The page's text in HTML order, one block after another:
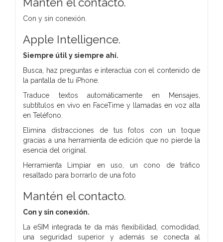
Con y sin conexión.
Apple Intelligence.
Siempre útil y siempre ahí.
Busca, haz preguntas e interactúa con el contenido de
la pantalla de tu iPhone.
Traduce textos automáticamente en Mensajes,
subtítulos en vivo en FaceTime y llamadas en voz alta
en Teléfono.
Elimina distracciones de tus fotos con un toque
gracias a una herramienta de edición que no pierde la
esencia del original.
Herramienta Limpiar en uso, un cono de tráfico
resaltado para borrarlo de una foto
Mantén el contacto.
Con y sin conexión.
La eSIM integrada te da más flexibilidad, comodidad,
una seguridad superior y además se conecta al